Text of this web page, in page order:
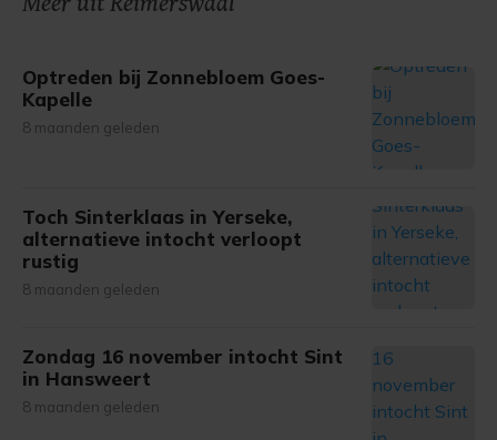
Optreden bij Zonnebloem Goes-
Kapelle
8 maanden geleden
Toch Sinterklaas in Yerseke,
alternatieve intocht verloopt
rustig
8 maanden geleden
Zondag 16 november intocht Sint
in Hansweert
8 maanden geleden